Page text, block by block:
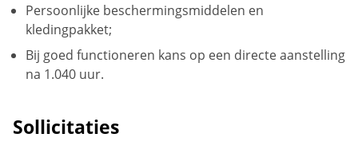
Persoonlijke beschermingsmiddelen en
kledingpakket;
Bij goed functioneren kans op een directe aanstelling
na 1.040 uur.
Sollicitaties